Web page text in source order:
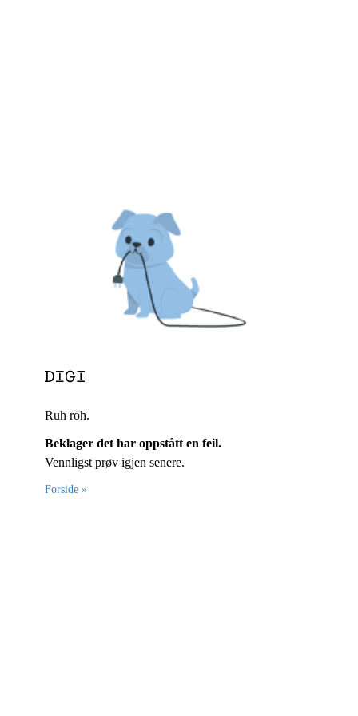
Ruh roh.
Beklager det har oppstått en feil.
Vennligst prøv igjen senere.
Forside »